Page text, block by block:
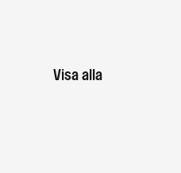
Visa alla